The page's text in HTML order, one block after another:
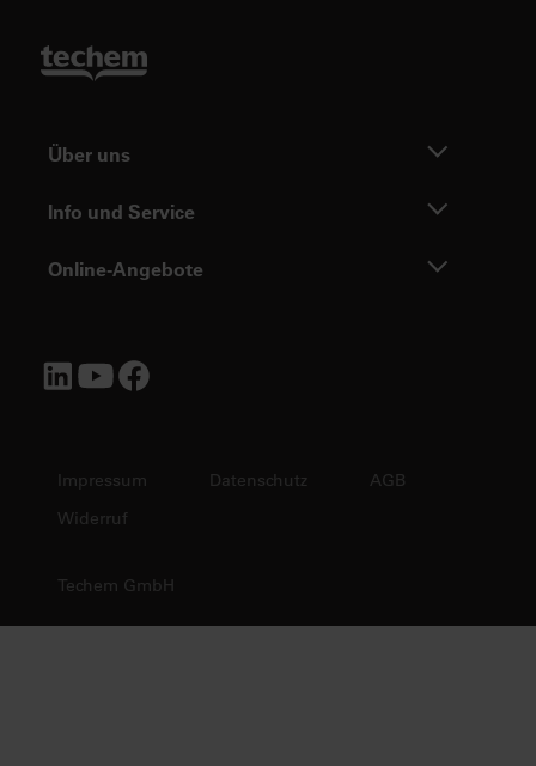
Über uns
Info und Service
Online-Angebote
Impressum Datenschutz
AGB
Widerruf
Techem GmbH